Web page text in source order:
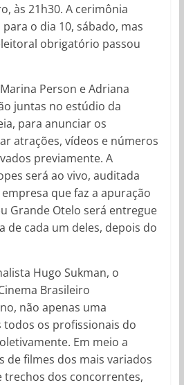
às 21h30. A cerimônia
o dia 10, sábado, mas
obrigatório passou
Person e Adriana
juntas no estúdio da
para anunciar os
atrações, vídeos e números
previamente. A
será ao vivo, auditada
que faz a apuração
Grande Otelo será entregue
de cada um deles, depois do
Hugo Sukman, o
Brasileiro
não apenas uma
todos os profissionais do
Em meio a
de filmes dos mais variados
trechos dos concorrentes,